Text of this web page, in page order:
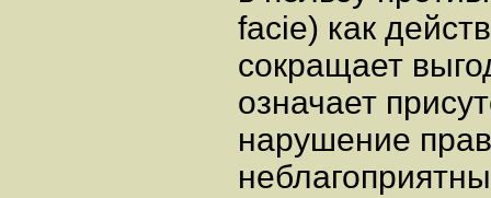
facie) как
сокращает
означает
нарушение